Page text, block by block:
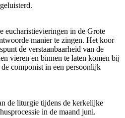
eucharistievieringen in de Grote
manier te zingen. Het koor
de verstaanbaarheid van de
vieren en binnen te laten komen bij
componist in een persoonlijk
de liturgie tijdens de kerkelijke
in de maand juni.